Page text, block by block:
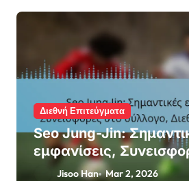
Διεθνή Επιτεύγματα
Seo Jung-Jin:
εμφανίσεις,
σύλλογο, Διεθνής
Jisoo Han Mar 2, 2026